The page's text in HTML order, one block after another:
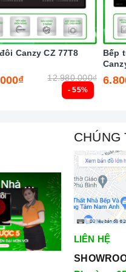
- 55%
Canzy CZ 77T8
12.980.000₫
Bếp
LIÊN HỆ